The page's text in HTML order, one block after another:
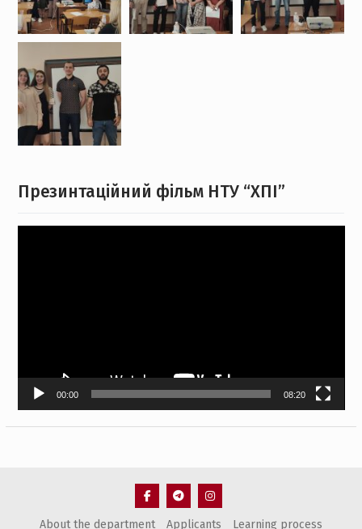
Презинтаційний фільм НТУ “ХПІ”
00:00 08:20
facebooktelegram
About the department Applicants Learning process